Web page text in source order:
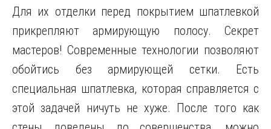
Для их отделки перед покрытием шпатлевкой
прикрепляют армирующую полосу. Секрет
мастеров! Современные технологии позволяют
обойтись без армирующей сетки. Есть
специальная шпатлевка, которая справляется с
этой задачей ничуть не хуже. После того как